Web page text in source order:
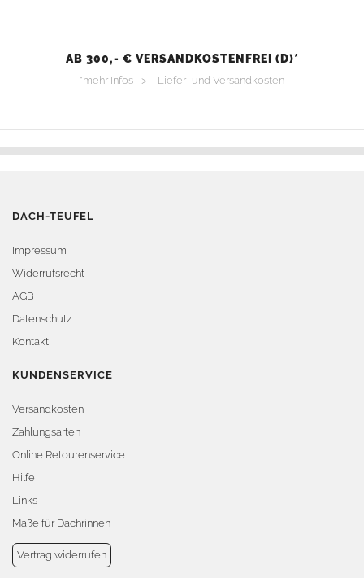
AB 300,- € VERSANDKOSTENFREI (D)*
*mehr Infos > Liefer- und Versandkosten
DACH-TEUFEL
Impressum
Widerrufsrecht
AGB
Datenschutz
Kontakt
KUNDENSERVICE
Versandkosten
Zahlungsarten
Online Retourenservice
Hilfe
Links
Maße für Dachrinnen
Vertrag widerrufen